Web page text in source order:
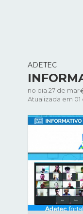
ADETEC
no dia 27 de
Atualizada em 01